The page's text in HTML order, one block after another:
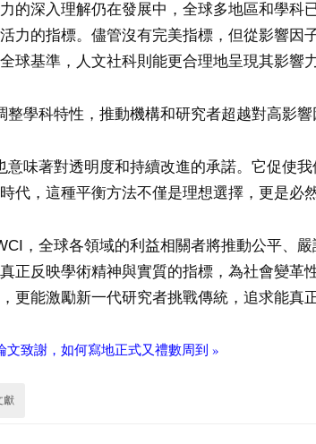
的深入理解仍在發展中，全球多地區和學科
力的指標。儘管沒有完美指標，但從影響因
球基準，人文社科則能更合理地呈現其影響
整學科特性，推動機構和研究者超越對高影
意味著對透明度和持續改進的承諾。它促使
代，這種平衡方法不僅是理想選擇，更是必然
，全球各領域的利益相關者將推動公平、
正反映學術精神與實質的指標，為社會變
更能激勵新一代研究者挑戰傳統，追求能真
文致謝，如何寫地正式又禮數周到 »
獻